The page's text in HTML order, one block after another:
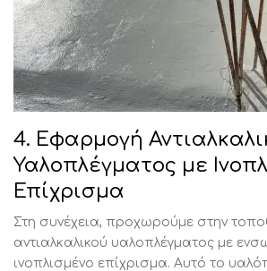
4. Εφαρμογή
Υαλοπλέγματος με
Επίχρισμα
Στη συνέχεια, προχωρούμε στην
αντιαλκαλικού υαλοπλέγματος με
ινοπλισμένο επίχρισμα. Αυτό το